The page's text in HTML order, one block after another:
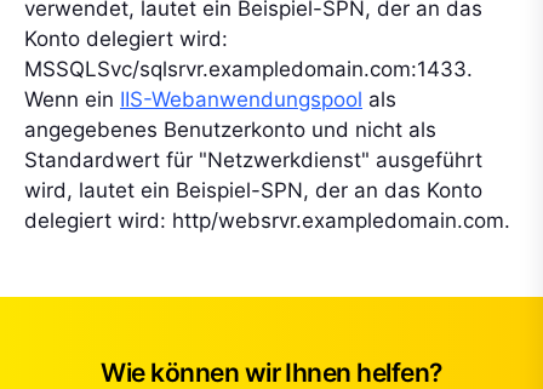
verwendet, lautet ein Beispiel-SPN, der an das
Konto delegiert wird:
MSSQLSvc/sqlsrvr.exampledomain.com:1433.
Wenn ein IIS-Webanwendungspool als
angegebenes Benutzerkonto und nicht als
Standardwert für "Netzwerkdienst" ausgeführt
wird, lautet ein Beispiel-SPN, der an das Konto
delegiert wird: http/websrvr.exampledomain.com.
Wie können wir Ihnen helfen?